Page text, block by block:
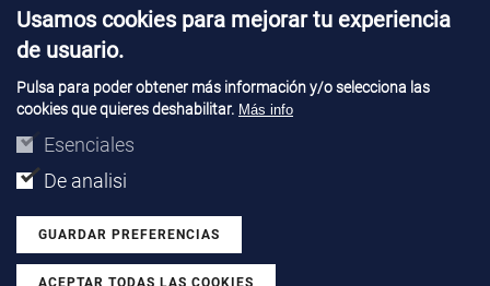
Transferencia tecnológica
Noticias & Divulgación Destacados
Contacto Talento
Aviso Legal Perfil del contatante © Copyright 2026. IMB-CNM
Usamos cookies para mejorar tu experiencia
de usuario.
Pulsa para poder obtener más información y/o selecciona las
cookies que quieres deshabilitar. Más info
Esenciales
De analisi
GUARDAR PREFERENCIAS
ACEPTAR TODAS LAS COOKIES